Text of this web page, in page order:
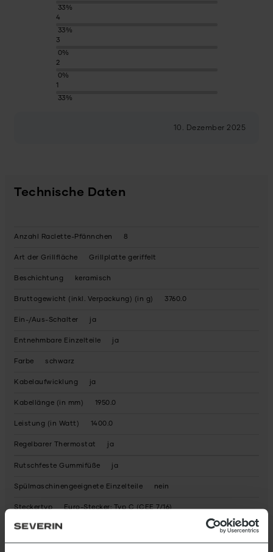
33%
4
33%
3
0%
2
0%
1
33%
10. Dezember 2025
Technische Daten
Anzahl Raclette-Pfännchen 8
Art der Grillfläche Grillplatte geriffelt
Beschichtung keramisch
Bruttogewicht (inkl. Verpackung) (in g) 3760.0
Ein-/Aus-Schalter ja
Entnehmbare Einzelteile ja
Farbe schwarz
Kabelaufwicklung ja
Kabellänge (in mm) 1950.0
Leistung (in Watt) 1400.0
Regelbarer Thermostat ja
Rutschfeste Gummifüße ja
Spülmaschinengeeignete Einzelteile nein
Steckertyp Euro-Stecker: Typ C (CEE 7/16)
Nettogewicht (in g)